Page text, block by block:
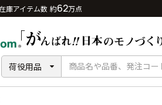
庫アイテム数 約62万点
荷役用品